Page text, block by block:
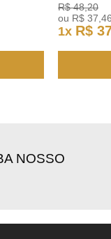
R$ 48,20
ou R$ 37 ,46
1x R$
NOSSO